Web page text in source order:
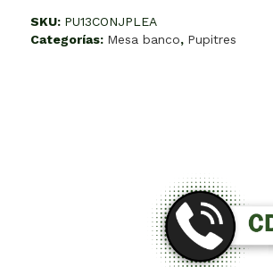
SKU: PU13CONJPLEA
Categorías: Mesa banco, Pupitres